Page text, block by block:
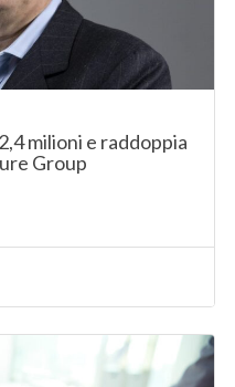
milioni e raddoppia
Group